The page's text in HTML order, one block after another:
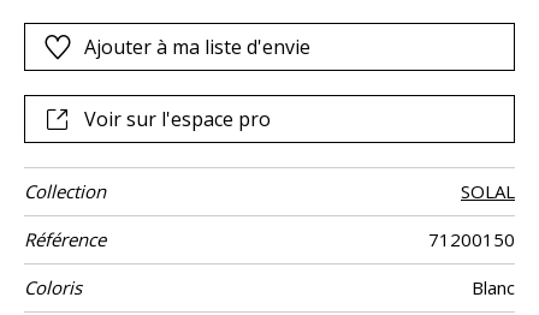
fibre écologique mêle la pulpe de bois et de coton. Son
aspect soyeux et son beau drapé nous emportent dans
voyages.
Ajouter à ma liste d'envie
Voir sur l'espace pro
Collection
SOLAL
Référence
71200150
Coloris
Blanc